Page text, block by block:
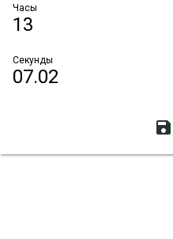
Часы
13
Секунды
07.02
